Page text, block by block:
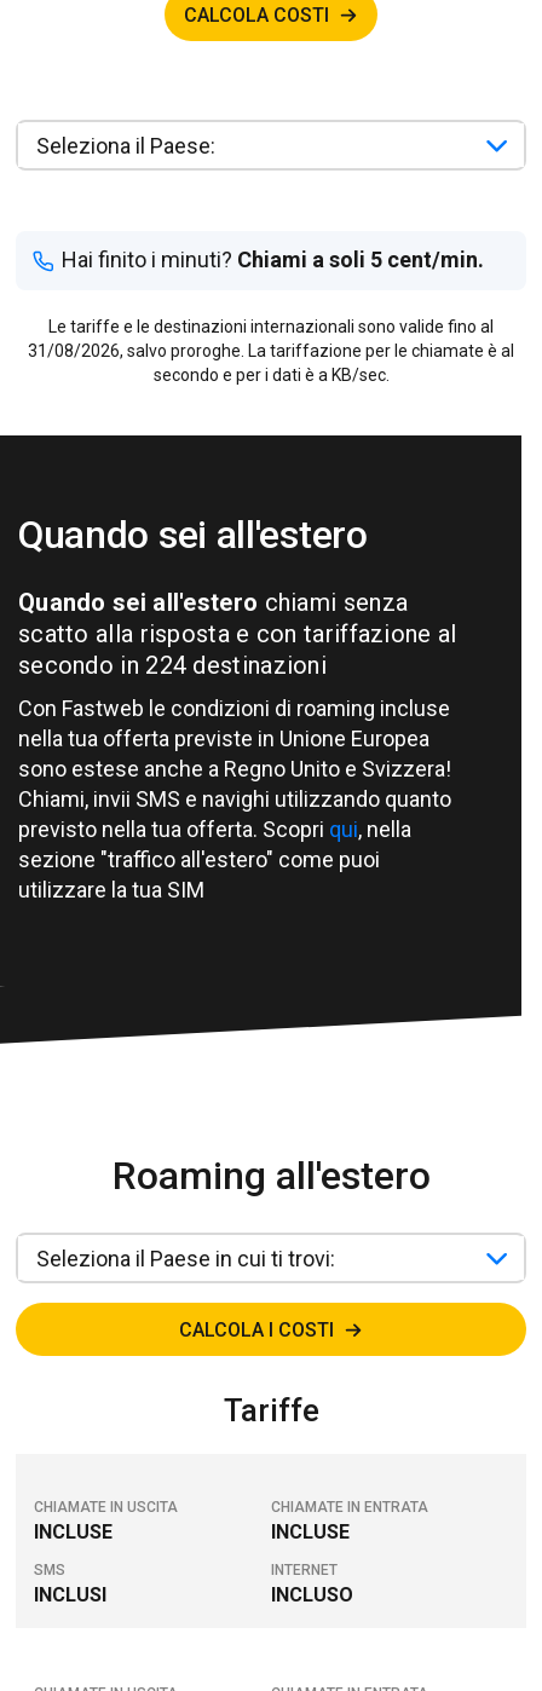
CALCOLA COSTI
Hai finito i minuti? Chiami a soli 5 cent/min.
Le tariffe e le destinazioni internazionali sono valide fino al
31/08/2026, salvo proroghe. La tariffazione per le chiamate è al
secondo e per i dati è a KB/sec.
Quando sei all'estero
Quando sei all'estero chiami senza
scatto alla risposta e con tariffazione al
secondo in 224 destinazioni
Con Fastweb le condizioni di roaming incluse
nella tua offerta previste in Unione Europea
sono estese anche a Regno Unito e Svizzera!
Chiami, invii SMS e navighi utilizzando quanto
previsto nella tua offerta. Scopri qui, nella
sezione "traffico all'estero" come puoi
utilizzare la tua SIM
Roaming all'estero
CALCOLA I COSTI
Tariffe
CHIAMATE IN USCITA
INCLUSE
CHIAMATE IN ENTRATA
INCLUSE
SMS
INCLUSI
INTERNET
INCLUSO